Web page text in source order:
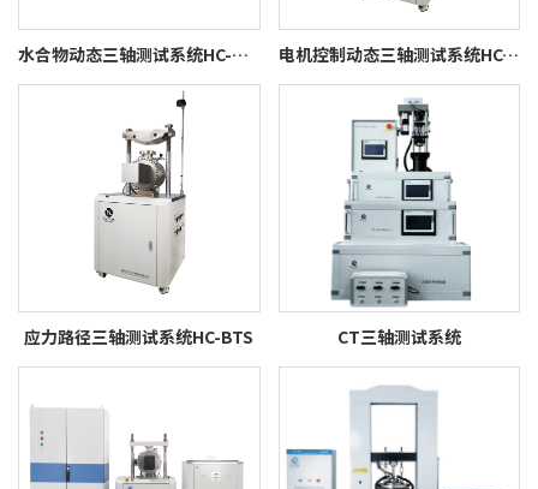
水合物动态三轴测试系统HC-HDDT 电机控制动态三轴测试系统HC-MDT
应力路径三轴测试系统HC-BTS CT三轴测试系统